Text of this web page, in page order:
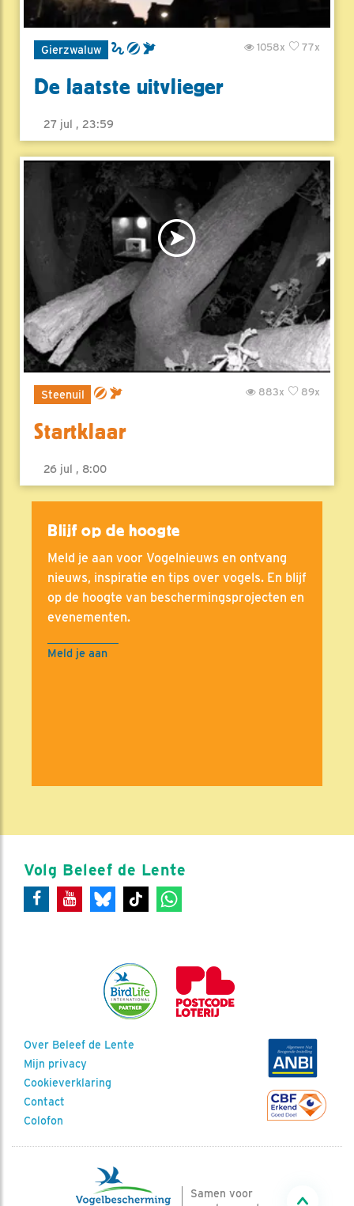
Gierzwaluw 77x
1058x
De laatste uitvlieger
27 jul , 23:59
Steenuil 89x
883x
Startklaar
26 jul , 8:00
Blijf op de hoogte
Meld je aan voor Vogelnieuws en ontvang
nieuws, inspiratie en tips over vogels. En blijf
op de hoogte van beschermingsprojecten en
evenementen.
Meld je aan
Volg Beleef de Lente
Over Beleef de Lente
Mijn privacy
Cookieverklaring
Contact
Colofon
Samen voor